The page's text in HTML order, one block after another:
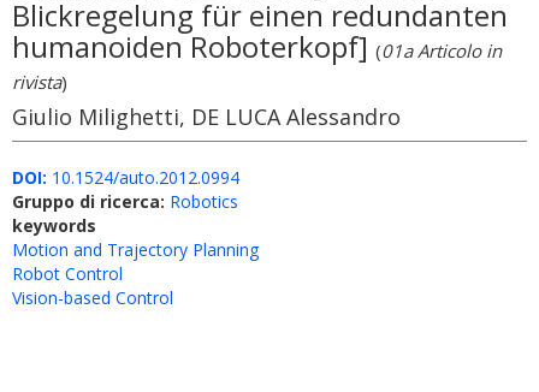
Blickregelung für einen redundanten
humanoiden Roboterkopf] (01a Articolo in
rivista)
Giulio Milighetti, DE LUCA Alessandro
DOI: 10.1524/auto.2012.0994
Gruppo di ricerca: Robotics
keywords
Motion and Trajectory Planning
Robot Control
Vision-based Control